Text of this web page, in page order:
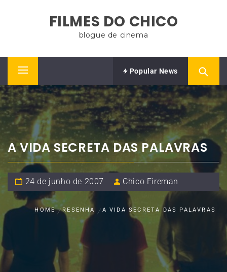
FILMES DO CHICO
blogue de cinema
Primary
Menu
Popular News
A VIDA SECRETA DAS PALAVRAS
24 de junho de 2007 Chico Fireman
HOME RESENHA A VIDA SECRETA DAS PALAVRAS